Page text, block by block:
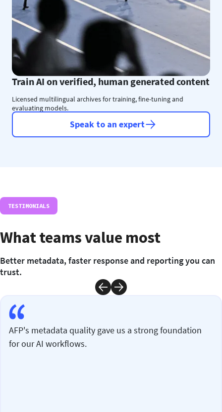
Train AI on verified, human generated content
Licensed multilingual archives for training, fine-tuning and
evaluating models.
Speak to an expert
TESTIMONIALS
What teams value most
Better metadata, faster response and reporting you can
trust.
AFP's metadata quality gave us a strong foundation
for our AI workflows.